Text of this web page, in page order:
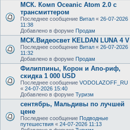
МСК. Комп Oceanic Atom 2.0 с
трансмиттером
Последнее сообщение Витал « 26-07-2026
11:38
Добавлено в форуме Продам
МСК.Видеосвет KELDAN LUNA 4 V
Последнее сообщение Витал « 26-07-2026
11:32
Добавлено в форуме Продам
Филиппины, Корон и Апо-риф,
скидка 1 000 USD
Последнее сообщение VODOLAZOFF_RU
« 24-07-2026 15:40
Добавлено в форуме Туризм
сентябрь, Мальдивы по лучшей
цене
Последнее сообщение Подводные
путешествия « 24-07-2026 11:13